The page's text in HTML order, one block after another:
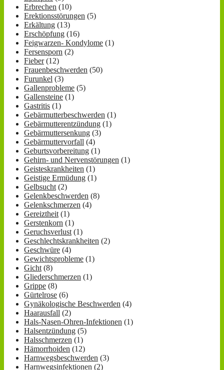
Erbrechen (10)
Erektionsstörungen (5)
Erkältung (13)
Erschöpfung (16)
Feigwarzen- Kondylome (1)
Fersensporn (2)
Fieber(12)
Frauenbeschwerden (50)
Furunkel (3)
Gallenprobleme (5)
Gallensteine (1)
Gastritis (1)
Gebärmutterbeschwerden (1)
Gebärmutterentzündung (1)
Gebärmuttersenkung (3)
Gebärmuttervorfall (4)
Geburtsvorbereitung (1)
Gehirn- und Nervenstörungen (1)
Geisteskrankheiten (1)
Geistige Ermüdung (1)
Gelbsucht (2)
Gelenkbeschwerden (8)
Gelenkschmerzen (4)
Gereiztheit (1)
Gerstenkorn (1)
Geruchsverlust (1)
Geschlechtskrankheiten (2)
Geschwüre (4)
Gewichtsprobleme (1)
Gicht (8)
Gliederschmerzen (1)
Grippe (8)
Gürtelrose (6)
Gynäkologische Beschwerden (4)
Haarausfall (2)
Hals-Nasen-Ohren-Infektionen (1)
Halsentzündung (5)
Halsschmerzen (1)
Hämorrhoiden (12)
Harnwegsbeschwerden (3)
Harnwegsinfektionen (2)